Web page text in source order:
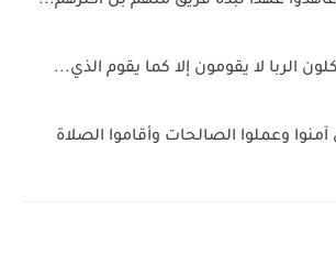
الربا لا يقومون إلا كما يقوم الذي...
آمنوا وعملوا الصالحات وأقاموا الصلاة